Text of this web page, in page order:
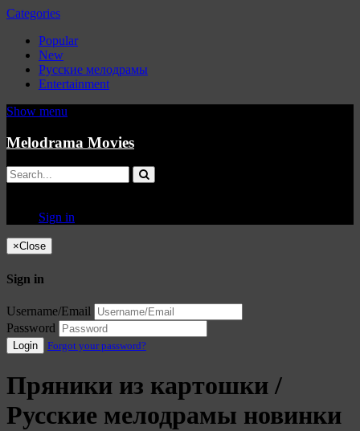
Categories
Popular
New
Русские мелодрамы
Entertainment
Show menu
Melodrama Movies
Sign in
×Close
Sign in
Username/Email
Password
Login Forgot your password?
Пряники из картошки /
Русские мелодрамы новинки